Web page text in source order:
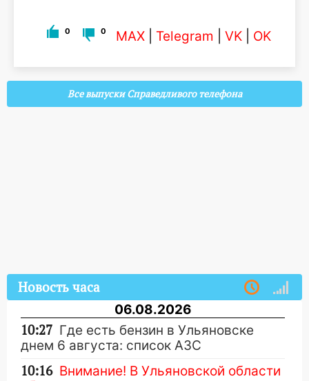
0 0 MAX Telegram VK OK
Все выпуски Справедливого телефона
Новость часа
06.08.2026
10:27 Где есть бензин в Ульяновске
днем 6 августа: список АЗС
10:16 Внимание! В Ульяновской области